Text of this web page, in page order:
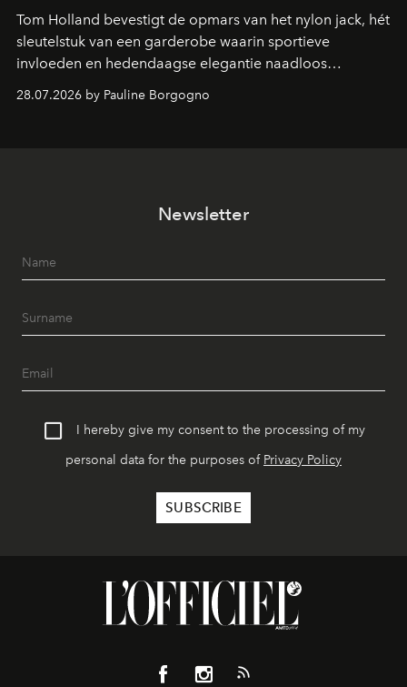
Tom Holland bevestigt de opmars van het nylon jack, hét
sleutelstuk van een garderobe waarin sportieve
invloeden en hedendaagse elegantie naadloos
samenkomen.
28.07.2026 by Pauline Borgogno
Newsletter
I hereby give my consent to the processing of my
personal data for the purposes of Privacy Policy